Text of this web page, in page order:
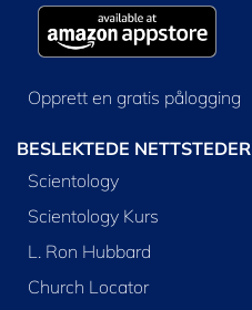
Opprett en gratis pålogging
BESLEKTEDE NETTSTEDER
Scientology
Scientology Kurs
L. Ron Hubbard
Church Locator